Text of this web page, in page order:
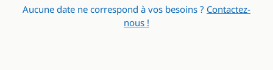
Aucune date ne correspond à vos besoins ? Contactez-
nous !